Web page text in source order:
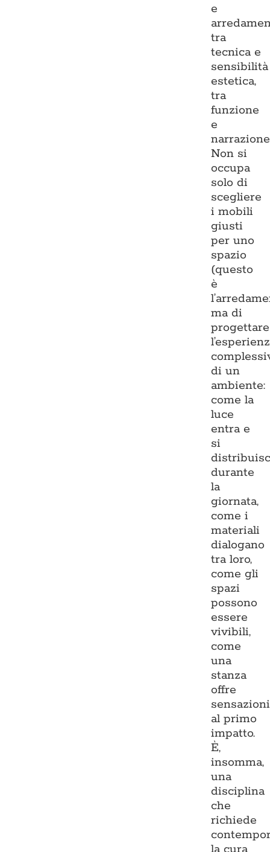
e
tra
tecnica e
sensibilità
estetica,
tra
funzione
e
Non si
occupa
solo di
scegliere
i mobili
giusti
per uno
spazio
(questo
è
ma di
progettare
di un
ambiente:
come la
luce
entra e
si
durante
la
giornata,
come i
materiali
dialogano
tra loro,
come gli
spazi
possono
essere
vivibili,
come
una
stanza
offre
sensazioni
al primo
impatto.
È,
insomma,
una
disciplina
che
richiede